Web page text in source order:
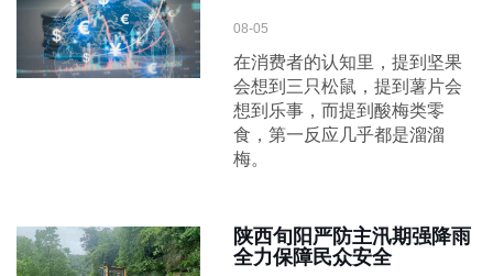
08-05
在消费者的认知里，提到坚果
会想到三只松鼠，提到薯片会
想到乐事，而提到酸梅类零
食，第一反应几乎都是溜溜
梅。
陕西旬阳严防主汛期强降雨
全力保障民众安全